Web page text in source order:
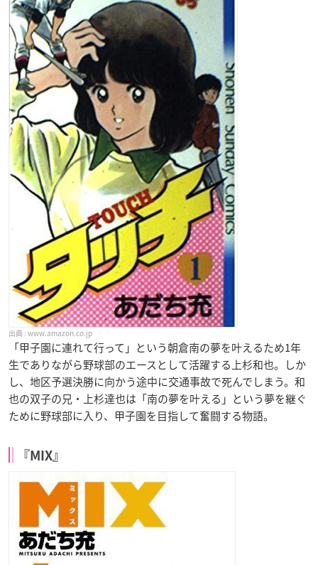
www.amazon.co.jp
「甲子園に連れて行って」という朝倉南の夢を叶えるため1年
生でありながら野球部のエースとして活躍する上杉和也。しか
し、地区予選決勝に向かう途中に交通事故で死んでしまう。和
也の双子の兄・上杉達也は「南の夢を叶える」という夢を継ぐ
ために野球部に入り、甲子園を目指して奮闘する物語。
『MIX』